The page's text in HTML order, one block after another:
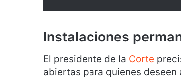
Instalaciones
El presidente de la Corte
abiertas para quienes deseen